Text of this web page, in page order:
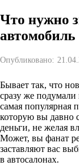
Что нужно
автомобиль
Опубликовано:
Бывает так, что
сразу же подумали
самая популярная
которую вы давно
деньги, не желая
Может, вы фанат
заставляют вас
в автосалонах.